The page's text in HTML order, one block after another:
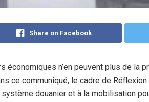
Share on Facebook
économiques n’en peuvent plus de la
ce communiqué, le cadre de
douanier et à la mobilisation